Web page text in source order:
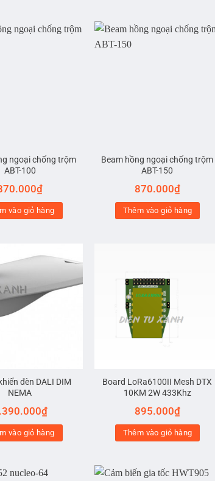
ngoại chống trộm
ABT-100
₫
vào giỏ hàng
Beam hồng ngoại chống trộm
ABT-150
870.000₫
Thêm vào giỏ hàng
đèn DALI DIM
NEMA
₫
vào giỏ hàng
Board LoRa6100II Mesh DTX
10KM 2W 433Khz
895.000₫
Thêm vào giỏ hàng